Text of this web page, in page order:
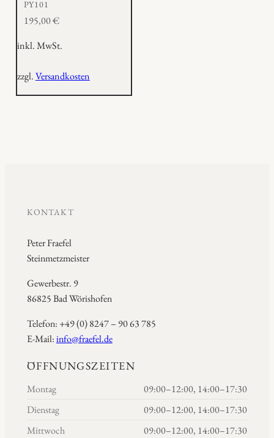
PY101
195,00€
inkl. MwSt.
zzgl.Versandkosten
KONTAKT
Peter Fraefel
Steinmetzmeister
Gewerbestr. 9
86825 Bad Wörishofen
Telefon: +49 (0) 8247 – 90 63 785
E-Mail:info@fraefel.de
ÖFFNUNGSZEITEN
Montag
09:00–12:00, 14:00–17:30
Dienstag
09:00–12:00, 14:00–17:30
Mittwoch
09:00–12:00, 14:00–17:30